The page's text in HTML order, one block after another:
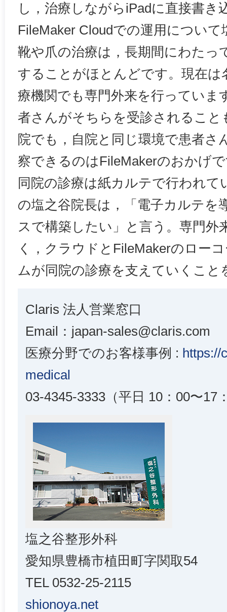
し，治療しながらiPadに直接書き
FileMaker Cloudでの運用について
靴や爪の治療は，長期間にわたっ
することがほとんどです。現在は
療機関でも専門外来を行っていま
者さんがそちらを受診されること
院でも，自院と同じ環境で患者さ
察できるのはFileMakerのおかげ
同院の診療は紙カルテで行われて
の塩之谷院長は，「電子カルテを
スで構築したい」と言う。専門外
く，クラウドとFileMakerのロー
ムが同院の診療を支えていくこと
Claris 法人営業窓口
Email：japan-sales@claris.com
医療分野でのお客様事例 : https://
medical
03-4345-3333（平日 10：00〜17
塩之谷整形外科
愛知県豊橋市植田町字関取54
TEL 0532-25-2115
shionoya.net